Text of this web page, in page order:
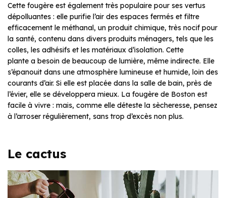
Cette fougère est également très populaire pour ses vertus
dépolluantes : elle purifie l’air des espaces fermés et filtre
efficacement le méthanal, un produit chimique, très nocif pour
la santé, contenu dans divers produits ménagers, tels que les
colles, les adhésifs et les matériaux d’isolation. Cette
plante a besoin de beaucoup de lumière, même indirecte. Elle
s’épanouit dans une atmosphère lumineuse et humide, loin des
courants d’air. Si elle est placée dans la salle de bain, près de
l’évier, elle se développera mieux. La fougère de Boston est
facile à vivre : mais, comme elle déteste la sècheresse, pensez
à l’arroser régulièrement, sans trop d’excès non plus.
Le cactus